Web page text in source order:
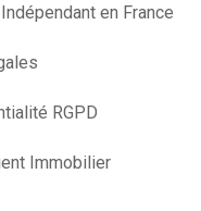
en France
RGPD
Immobilier